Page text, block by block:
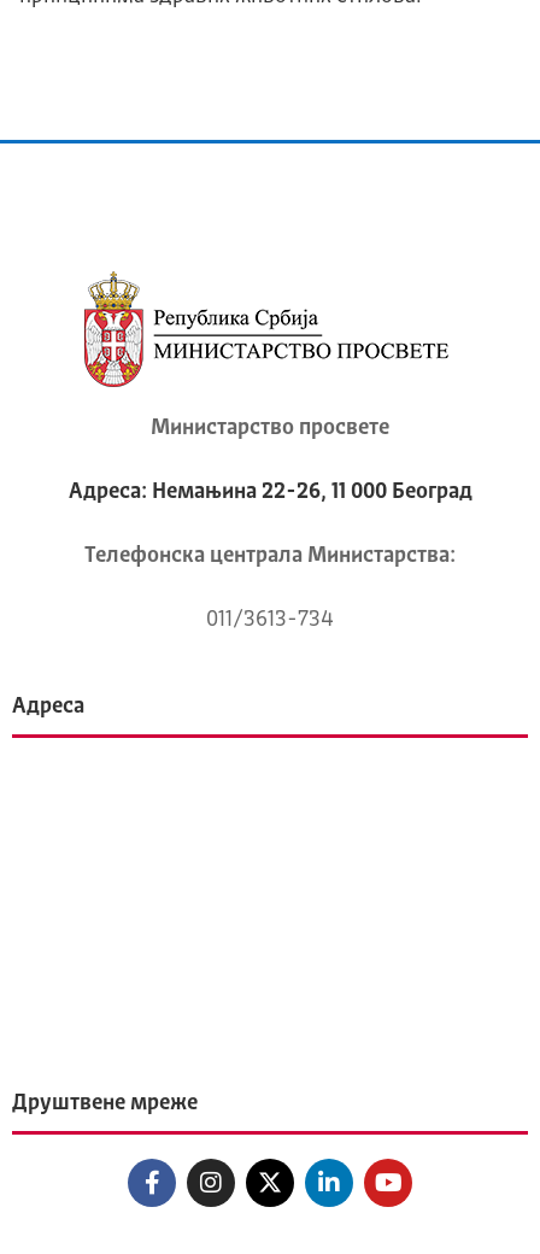
Министарство просвете
Адреса: Немањина 22-26, 11 000 Београд
Телeфонска централа Mинистарства:
011/3613-734
Адреса
Друштвене мреже